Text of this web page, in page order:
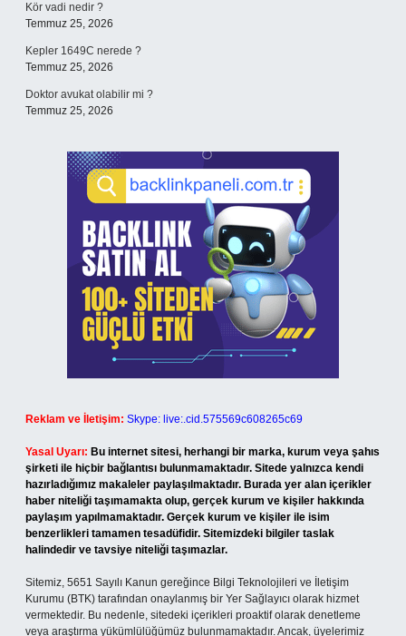
Kör vadi nedir ?
Temmuz 25, 2026
Kepler 1649C nerede ?
Temmuz 25, 2026
Doktor avukat olabilir mi ?
Temmuz 25, 2026
Reklam ve İletişim: Skype: live:.cid.575569c608265c69
Yasal Uyarı: Bu internet sitesi, herhangi bir marka, kurum veya şahıs
şirketi ile hiçbir bağlantısı bulunmamaktadır. Sitede yalnızca kendi
hazırladığımız makaleler paylaşılmaktadır. Burada yer alan içerikler
haber niteliği taşımamakta olup, gerçek kurum ve kişiler hakkında
paylaşım yapılmamaktadır. Gerçek kurum ve kişiler ile isim
benzerlikleri tamamen tesadüfidir. Sitemizdeki bilgiler taslak
halindedir ve tavsiye niteliği taşımazlar.
Sitemiz, 5651 Sayılı Kanun gereğince Bilgi Teknolojileri ve İletişim
Kurumu (BTK) tarafından onaylanmış bir Yer Sağlayıcı olarak hizmet
vermektedir. Bu nedenle, sitedeki içerikleri proaktif olarak denetleme
veya araştırma yükümlülüğümüz bulunmamaktadır. Ancak, üyelerimiz